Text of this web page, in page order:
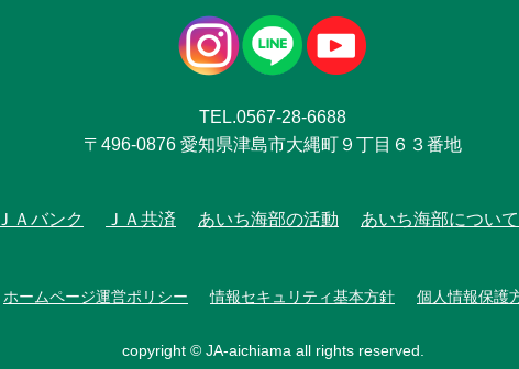
TEL.0567-28-6688
〒496-0876 愛知県津島市大縄町９丁目６３番地
ＪＡバンク ＪＡ共済 あいち海部の活動 あいち海部について
ホームページ運営ポリシー 情報セキュリティ基本方針 個人情報保護
copyright © JA-aichiama all rights reserved.